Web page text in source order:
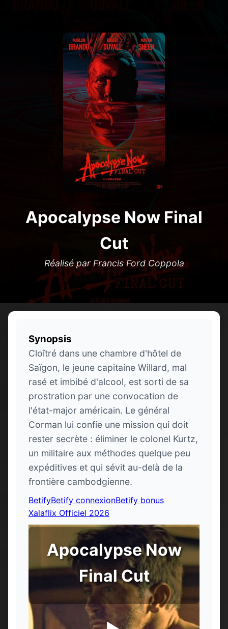
Apocalypse Now Final
Cut
Réalisé par Francis Ford Coppola
Synopsis
Cloîtré dans une chambre d'hôtel de
Saïgon, le jeune capitaine Willard, mal
rasé et imbibé d'alcool, est sorti de sa
prostration par une convocation de
l'état-major américain. Le général
Corman lui confie une mission qui doit
rester secrète : éliminer le colonel Kurtz,
un militaire aux méthodes quelque peu
expéditives et qui sévit au-delà de la
frontière cambodgienne.
BetifyBetify connexionBetify bonus
Xalaflix Officiel 2026
Apocalypse Now
Final Cut